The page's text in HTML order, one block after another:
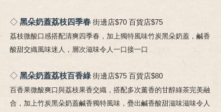
◇ 黑朵奶蓋荔枝四季春 街邊店$70 百貨店$75
荔枝微酸口感搭配清爽四季春，加上獨特風味竹炭黑朵奶蓋，鹹香
酸甜交織風味迷人，層次滋味令人一口接一口
◇ 黑朵奶蓋荔枝百香綠街邊店$75 百貨店$80
百香果微酸爽口與荔枝果香交織，搭配多次薰香的甘醇綠茶完美融
合，加上竹炭黑朵奶蓋鹹香獨特風味，疊出鹹香酸甜滋味滋味令人